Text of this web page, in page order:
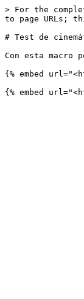
> For the
to page URLs;
# Test de
Con esta macro
{% embed